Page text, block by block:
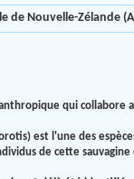
de Nouvelle-Zélande
qui
est l'une des
de cette